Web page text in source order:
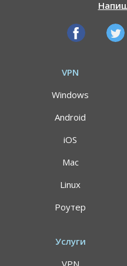
VPN
Windows
Android
iOS
Mac
Linux
Роутер
Услуги
VPN